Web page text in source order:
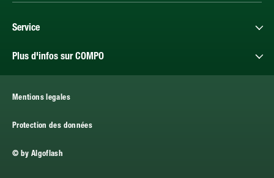
Service
Plus d'infos sur COMPO
Mentions legales
Protection des données
© by Algoflash